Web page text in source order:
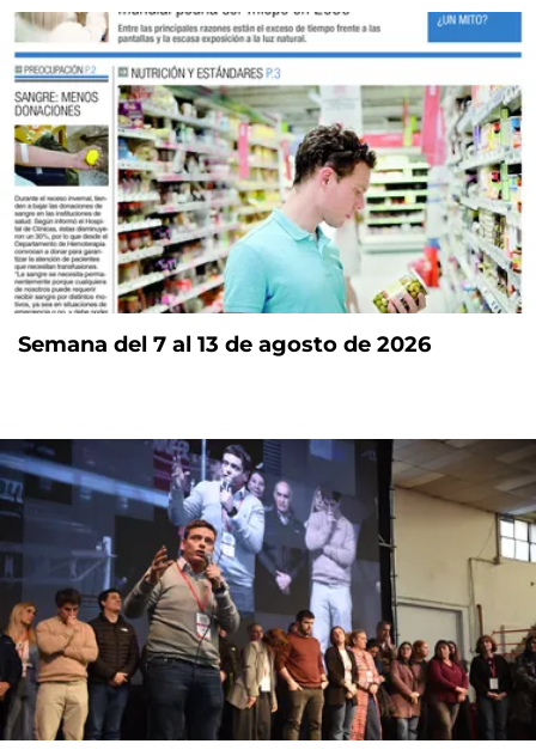
Semana del 7 al 13 de agosto de 2026